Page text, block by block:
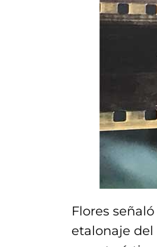
Flores
etalonaje